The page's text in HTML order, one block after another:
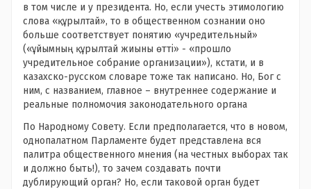
в том числе и у президента. Но, если учесть этимологию
слова «құрылтай», то в общественном сознании оно
больше соответствует понятию «учредительный»
(«ұйымның құрылтай жиыны өтті» - «прошло
учредительное собрание организации»), кстати, и в
казахско-русском словаре тоже так написано. Но, Бог с
ним, с названием, главное – внутреннее содержание и
реальные полномочия законодательного органа
По Народному Совету. Если предполагается, что в новом,
однопалатном Парламенте будет представлена вся
палитра общественного мнения (на честных выборах так
и должно быть!), то зачем создавать почти
дублирующий орган? Но, если таковой орган будет